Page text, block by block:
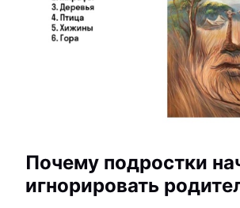
Почему подростки
игнорировать